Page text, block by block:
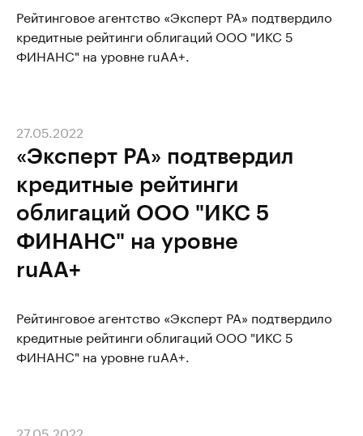
Рейтинговое агентство «Эксперт РА» подтвердило
кредитные рейтинги облигаций ООО "ИКС 5
ФИНАНС" на уровне ruAA+.
«Эксперт РА» подтвердил
кредитные рейтинги
облигаций ООО "ИКС 5
ФИНАНС" на уровне
ruAA+
27.05.2022
Рейтинговое агентство «Эксперт РА» подтвердило
кредитные рейтинги облигаций ООО "ИКС 5
ФИНАНС" на уровне ruAA+.
27.05.2022